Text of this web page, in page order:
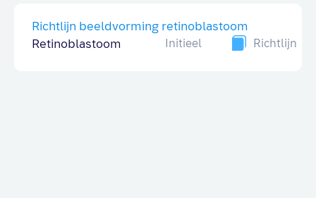
Richtlijn beeldvorming retinoblastoom
Retinoblastoom
Initieel Richtlijn